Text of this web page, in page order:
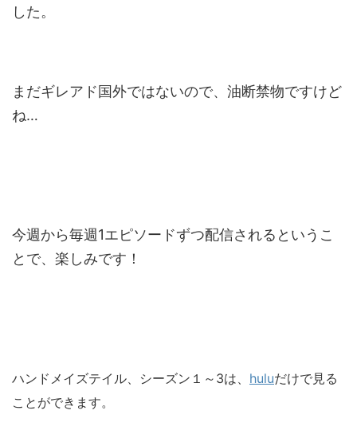
した。
まだギレアド国外ではないので、油断禁物ですけど
ね…
今週から毎週1エピソードずつ配信されるというこ
とで、楽しみです！
ハンドメイズテイル、シーズン１～3は、 huluだけで見る
ことができます。